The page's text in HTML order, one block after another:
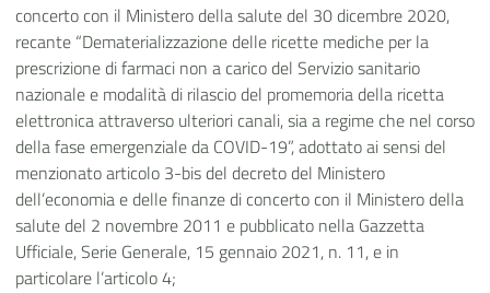
concerto con il Ministero della salute del 30 dicembre 2020,
recante “Dematerializzazione delle ricette mediche per la
prescrizione di farmaci non a carico del Servizio sanitario
nazionale e modalità di rilascio del promemoria della ricetta
elettronica attraverso ulteriori canali, sia a regime che nel corso
della fase emergenziale da COVID-19”, adottato ai sensi del
menzionato articolo 3-bis del decreto del Ministero
dell’economia e delle finanze di concerto con il Ministero della
salute del 2 novembre 2011 e pubblicato nella Gazzetta
Ufficiale, Serie Generale, 15 gennaio 2021, n. 11, e in
particolare l’articolo 4;